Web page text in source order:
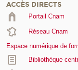
ACCÈS DIRECTS
Portail Cnam
Réseau Cnam
Espace numérique de
Bibliothèque